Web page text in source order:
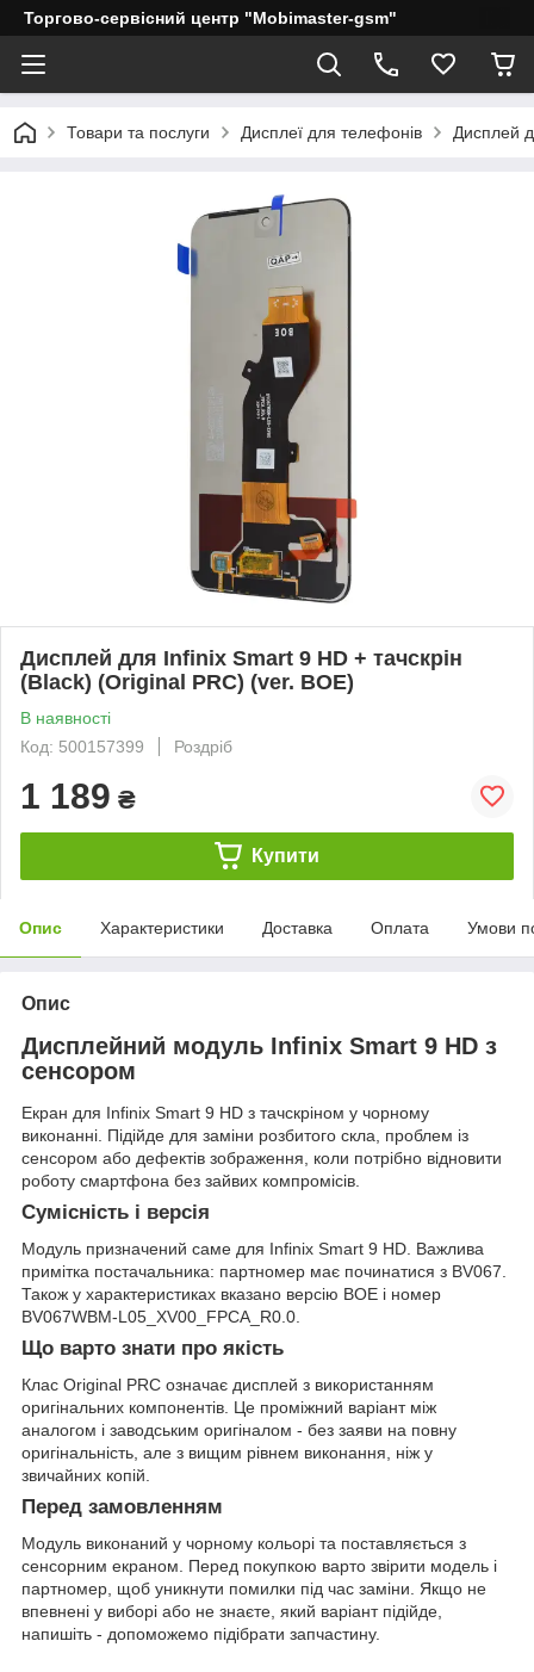
Торгово-сервісний центр "Mobimaster-gsm"
Товари та послуги Дисплеї для телефонів Дисплей
Дисплей для Infinix Smart 9 HD + тачскрін
(Black) (Original PRC) (ver. BOE)
В наявності
Код: 500157399
Роздріб
1 189 ₴
Купити
Опис Характеристики Доставка Оплата Умови
Опис
Дисплейний модуль Infinix Smart 9 HD з
сенсором
Екран для Infinix Smart 9 HD з тачскріном у чорному
виконанні. Підійде для заміни розбитого скла, проблем із
сенсором або дефектів зображення, коли потрібно відновити
роботу смартфона без зайвих компромісів.
Сумісність і версія
Модуль призначений саме для Infinix Smart 9 HD. Важлива
примітка постачальника: партномер має починатися з BV067.
Також у характеристиках вказано версію BOE і номер
BV067WBM-L05_XV00_FPCA_R0.0.
Що варто знати про якість
Клас Original PRC означає дисплей з використанням
оригінальних компонентів. Це проміжний варіант між
аналогом і заводським оригіналом - без заяви на повну
оригінальність, але з вищим рівнем виконання, ніж у
звичайних копій.
Перед замовленням
Модуль виконаний у чорному кольорі та поставляється з
сенсорним екраном. Перед покупкою варто звірити модель і
партномер, щоб уникнути помилки під час заміни. Якщо не
впевнені у виборі або не знаєте, який варіант підійде,
напишіть - допоможемо підібрати запчастину.